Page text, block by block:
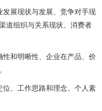
展现状与发展、竞争对手现
道组织与关系现状、消费者
和明晰性、企业在产品、价
、工作思路和理念、个人素